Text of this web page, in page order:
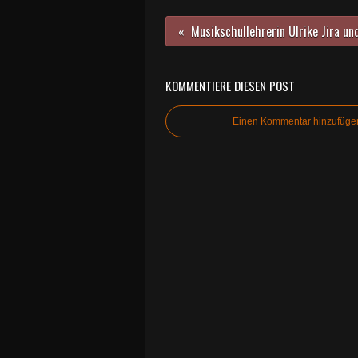
KOMMENTIERE DIESEN POST
Einen Kommentar